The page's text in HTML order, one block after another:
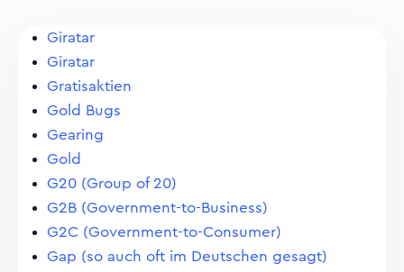
Giratar
Giratar
Gratisaktien
Gold Bugs
Gearing
Gold
G20 (Group of 20)
G2B (Government-to-Business)
G2C (Government-to-Consumer)
Gap (so auch oft im Deutschen gesagt)